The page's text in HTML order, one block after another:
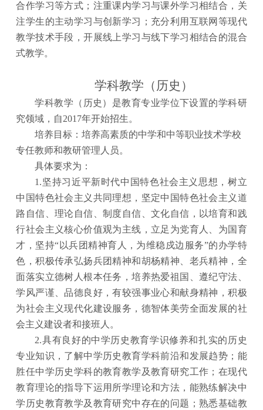
合作学习等方式；注重课内学习与课外学习相结合，关
注学生的主动学习与创新学习；充分利用互联网等现代
教学技术手段，开展线上学习与线下学习相结合的混合
式教学。
学科教学（历史）
学科教学（历史）是教育专业学位下设置的学科研
究领域，自2017年开始招生。
培养目标：培养高素质的中学和中等职业技术学校
专任教师和教研管理人员。
具体要求为：
1.坚持习近平新时代中国特色社会主义思想，树立
中国特色社会主义共同理想，坚定中国特色社会主义道
路自信、理论自信、制度自信、文化自信，以培育和践
行社会主义核心价值观为主线，立足为党育人、为国育
才，坚持“以兵团精神育人，为维稳戍边服务”的办学特
色，积极传承弘扬兵团精神和胡杨精神、老兵精神，全
面落实立德树人根本任务，培养热爱祖国、遵纪守法、
学风严谨、品德良好，有较强事业心和献身精神，积极
为社会主义现代化建设服务，德智体美劳全面发展的社
会主义建设者和接班人。
2.具有良好的中学历史教育学识修养和扎实的历史
专业知识，了解中学历史教育学科前沿和发展趋势；能
胜任中学历史学科的教育教学及教育研究工作；在现代
教育理论的指导下运用所学理论和方法，能熟练解决中
学历史教育教学及教育研究中存在的问题；熟悉基础教